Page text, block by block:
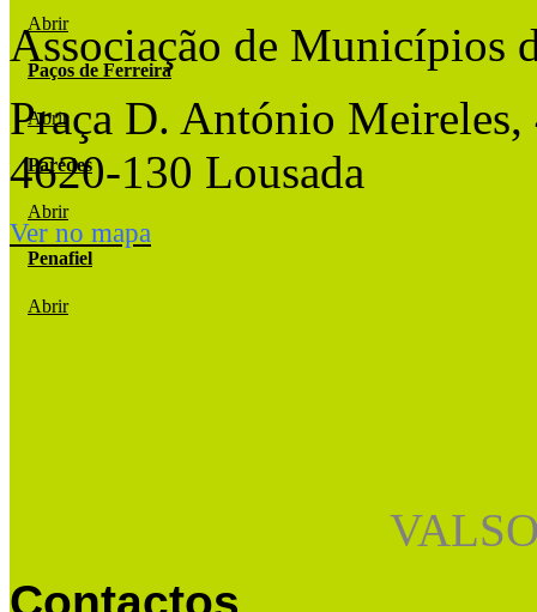
Abrir
Paços de Ferreira
Abrir
Paredes
Abrir
Penafiel
Abrir
Associação de Municípios
Praça D. António Meireles,
4620-130 Lousada
Ver no mapa
Contactos